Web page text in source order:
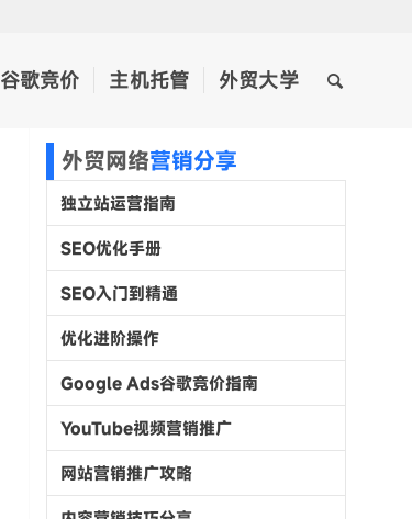
谷歌竞价 主机托管 外贸大学
外贸网络营销分享
独立站运营指南
SEO优化手册
SEO入门到精通
优化进阶操作
Google Ads谷歌竞价指南
YouTube视频营销推广
网站营销推广攻略